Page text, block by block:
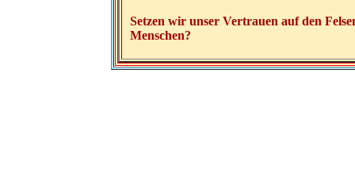
Setzen wir unser Vertrauen auf den
Menschen?